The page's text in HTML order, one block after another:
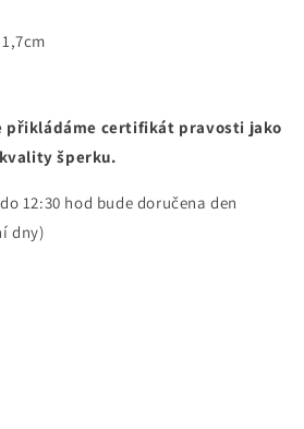
přikládáme certifikát pravosti jako
šperku.
12:30 hod bude doručena den
dny)